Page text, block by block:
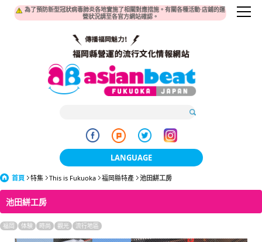
為了預防新型冠狀病毒肺炎各地實施了相關對應措施。有關各種活動·店鋪的運
營狀況請至各官方網站確認。
LANGUAGE
日本語
首頁 特集 This is Fukuoka 福岡縣特產 池田絣工房
池田絣工房
福岡 体験 時尚 觀光 流行地區